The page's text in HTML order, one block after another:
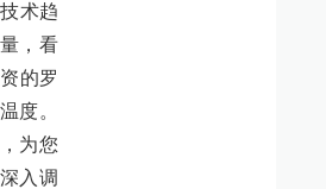
术趋
，看
的罗
度。
为您
入调